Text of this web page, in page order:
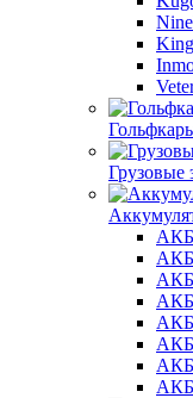
Грузовые
АКБ
АКБ
АКБ
АКБ
АКБ
АКБ
АКБ
АКБ